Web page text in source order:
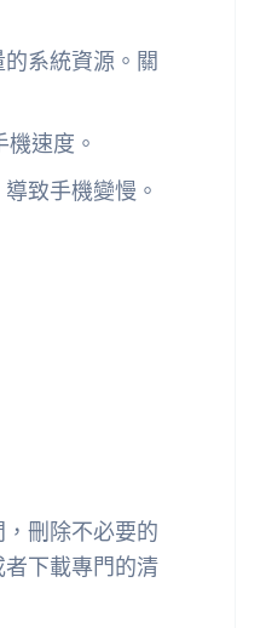
系統資源。關
速度。
致手機變慢。
刪除不必要的
下載專門的清